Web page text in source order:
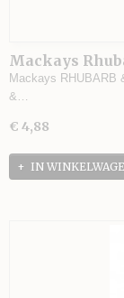
Mackays
Mackays RHUBARB
&…
€ 4,88
IN